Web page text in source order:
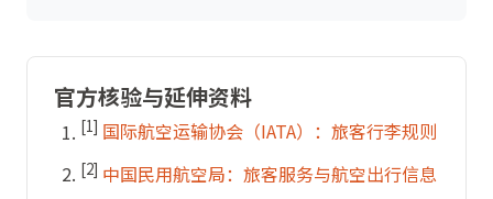
官方核验与延伸资料
[1] 国际航空运输协会（IATA）：旅客行李规则
[2] 中国民用航空局：旅客服务与航空出行信息